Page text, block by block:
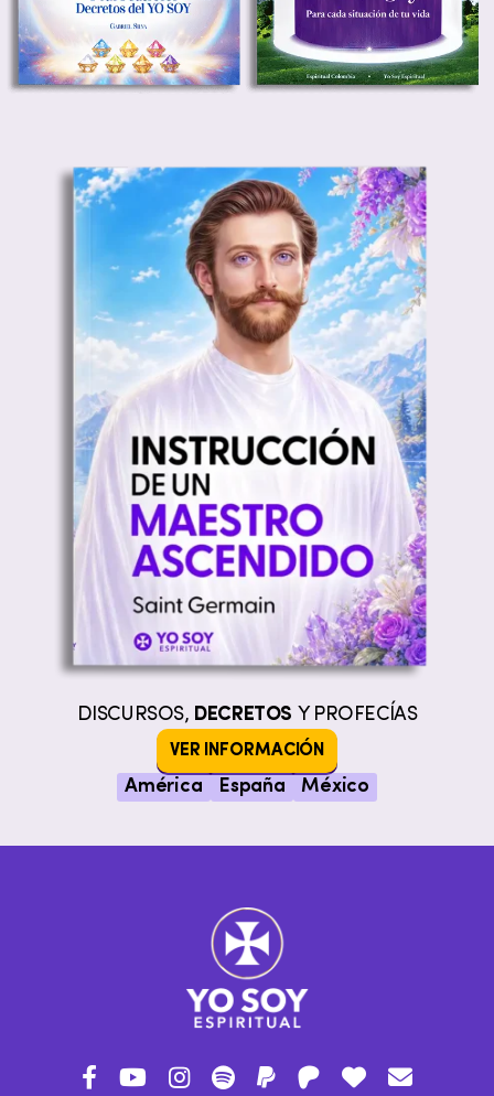
DISCURSOS, DECRETOS Y PROFECÍAS
VER INFORMACIÓN
América España México